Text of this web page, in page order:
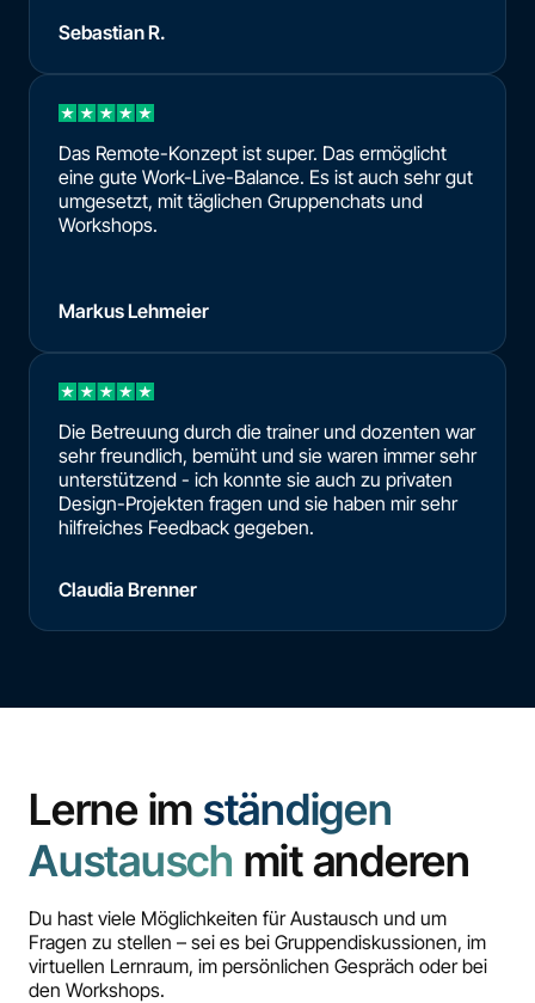
Sebastian R.
Das Remote-Konzept ist super. Das ermöglicht
eine gute Work-Live-Balance. Es ist auch sehr gut
umgesetzt, mit täglichen Gruppenchats und
Workshops.
Markus Lehmeier
Die Betreuung durch die trainer und dozenten war
sehr freundlich, bemüht und sie waren immer sehr
unterstützend - ich konnte sie auch zu privaten
Design-Projekten fragen und sie haben mir sehr
hilfreiches Feedback gegeben.
Claudia Brenner
Lerne im ständigen
Austausch mit anderen
Du hast viele Möglichkeiten für Austausch und um
Fragen zu stellen – sei es bei Gruppendiskussionen, im
virtuellen Lernraum, im persönlichen Gespräch oder bei
den Workshops.